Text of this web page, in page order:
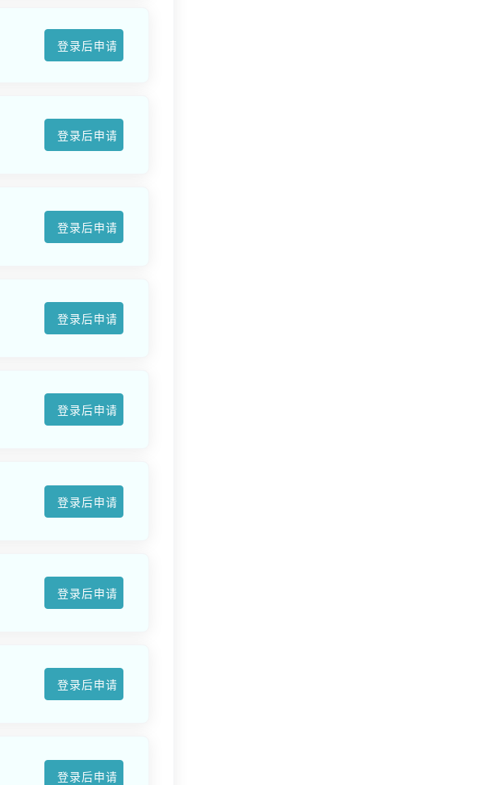
登录后申请
登录后申请
登录后申请
登录后申请
登录后申请
登录后申请
登录后申请
登录后申请
登录后申请